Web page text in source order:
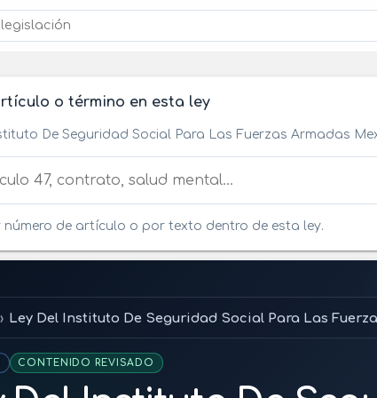
o término en esta ley
De Seguridad Social Para Las Fuerzas Armadas
o término en esta ley
número de artículo o por texto dentro de esta ley.
Ley Del Instituto De Seguridad Social Para Las
CONTENIDO REVISADO